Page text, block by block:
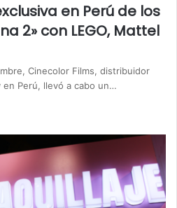
en Perú de los
2» con LEGO, Mattel
Cinecolor Films, distribuidor
Perú, llevó a cabo un…